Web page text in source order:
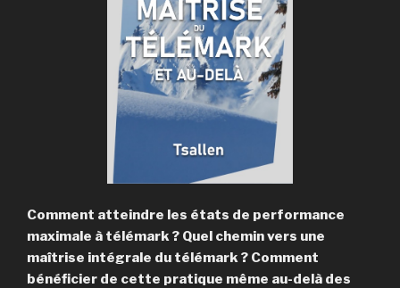
Comment atteindre les états de performance
maximale à télémark ? Quel chemin vers une
maîtrise intégrale du télémark ? Comment
bénéficier de cette pratique même au-delà des